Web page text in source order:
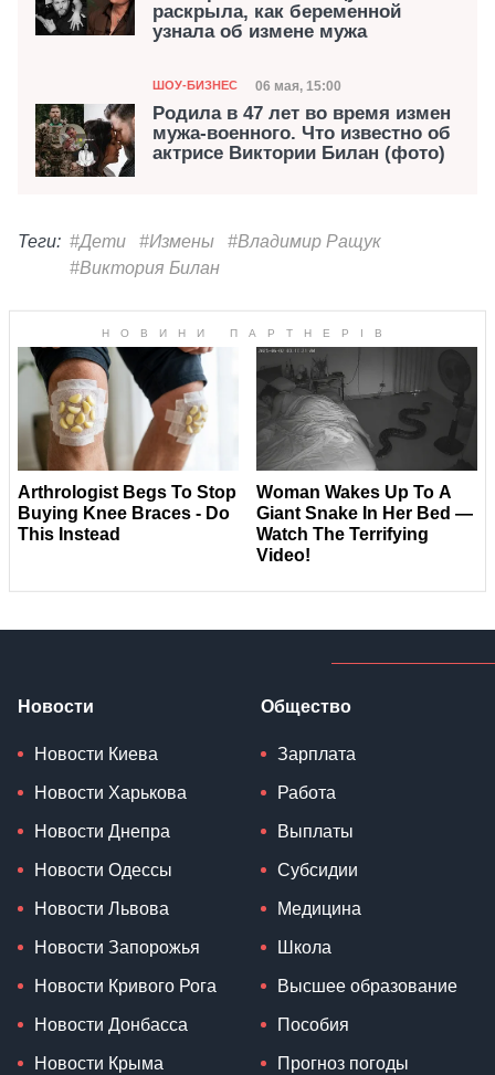
раскрыла, как беременной
узнала об измене мужа
Категория
ШОУ-БИЗНЕС Дата публикации
06 мая, 15:00
Родила в 47 лет во время измен
мужа-военного. Что известно об
актрисе Виктории Билан (фото)
Теги: #Дети #Измены
#Владимир Ращук
#Виктория Билан
Новости
Новости Киева
Новости Харькова
Новости Днепра
Новости Одессы
Новости Львова
Новости Запорожья
Новости Кривого Рога
Новости Донбасса
Новости Крыма
Общество
Зарплата
Работа
Выплаты
Субсидии
Медицина
Школа
Высшее образование
Пособия
Прогноз погоды